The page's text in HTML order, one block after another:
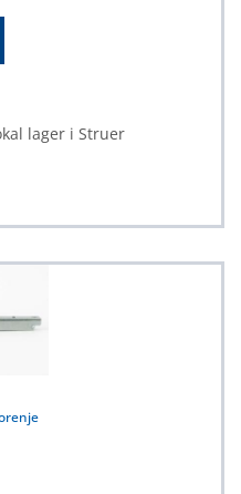
lager i Struer